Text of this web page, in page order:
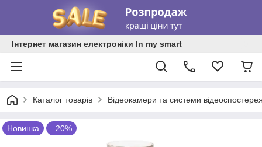
Інтернет магазин електроніки In my smart
Каталог товарів Відеокамери та системи
Новинка –20%